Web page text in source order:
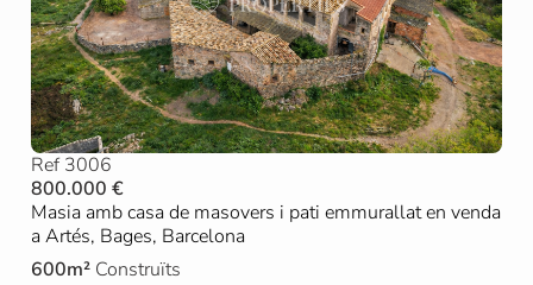
Ref 3006
800.000 €
Masia amb casa de masovers i pati emmurallat en venda
a Artés, Bages, Barcelona
600m² Construïts